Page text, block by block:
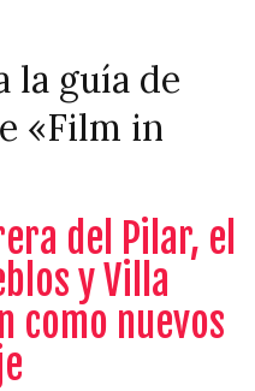
la guía de
«Film in
del Pilar, el
y Villa
como nuevos